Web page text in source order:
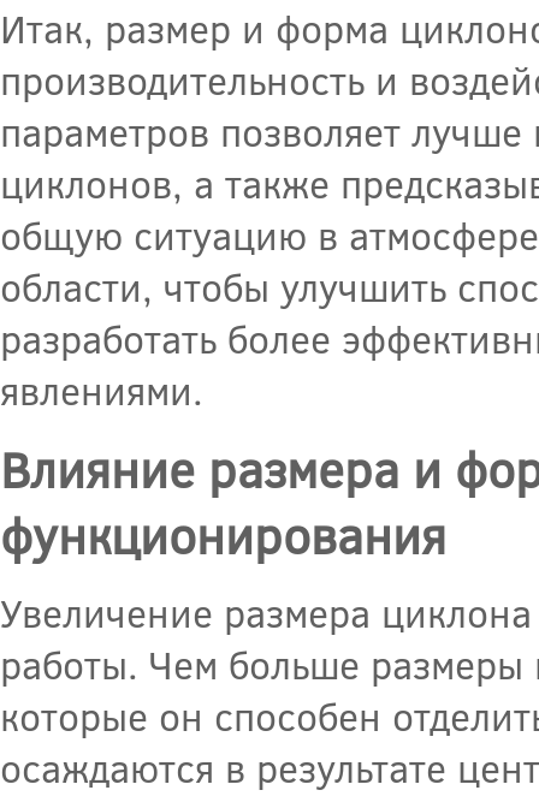
Итак, размер и форма
производительность и
параметров позволяет
циклонов, а также
общую ситуацию в
области, чтобы улучшить
разработать более
явлениями.
Влияние размера и
функционирования
Увеличение размера
работы. Чем больше
которые он способен
осаждаются в результате